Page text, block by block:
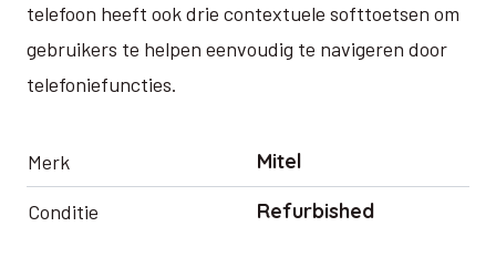
telefoon heeft ook drie contextuele softtoetsen om
gebruikers te helpen eenvoudig te navigeren door
telefoniefuncties.
Merk Mitel
Conditie Refurbished